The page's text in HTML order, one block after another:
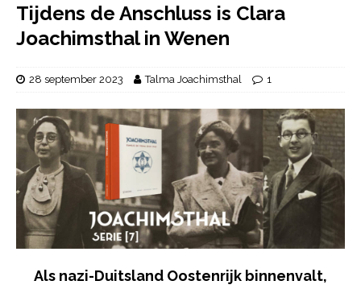
Tijdens de Anschluss is Clara
Joachimsthal in Wenen
28 september 2023 Talma Joachimsthal 1
Als nazi-Duitsland Oostenrijk binnenvalt,